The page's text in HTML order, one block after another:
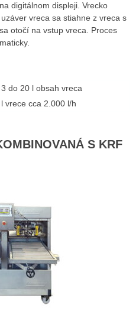
digitálnom displeji. Vrecko
vreca sa stiahne z vreca s
otočí na vstup vreca. Proces
do 20 l obsah vreca
vrece cca 2.000 l/h
S KRF